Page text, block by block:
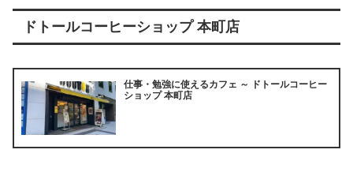
ドトールコーヒーショップ 本町店
仕事・勉強に使えるカフェ ～ ドトールコーヒー
ショップ 本町店